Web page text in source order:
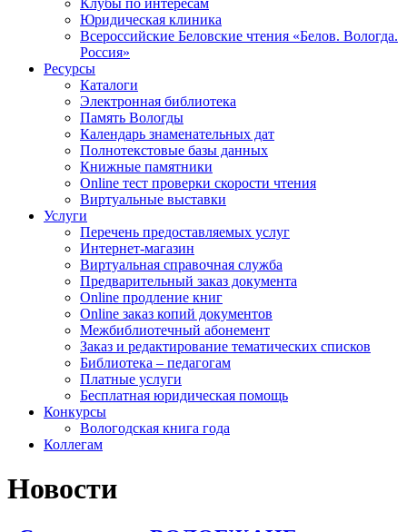
Клубы по интересам
Юридическая клиника
Всероссийские Беловские чтения «Белов. Вологда.
Россия»
Ресурсы
Каталоги
Электронная библиотека
Память Вологды
Календарь знаменательных дат
Полнотекстовые базы данных
Книжные памятники
Online тест проверки скорости чтения
Виртуальные выставки
Услуги
Перечень предоставляемых услуг
Интернет-магазин
Виртуальная справочная служба
Предварительный заказ документа
Online продление книг
Online заказ копий документов
Межбиблиотечный абонемент
Заказ и редактирование тематических списков
Библиотека – педагогам
Платные услуги
Бесплатная юридическая помощь
Конкурсы
Вологодская книга года
Коллегам
Новости